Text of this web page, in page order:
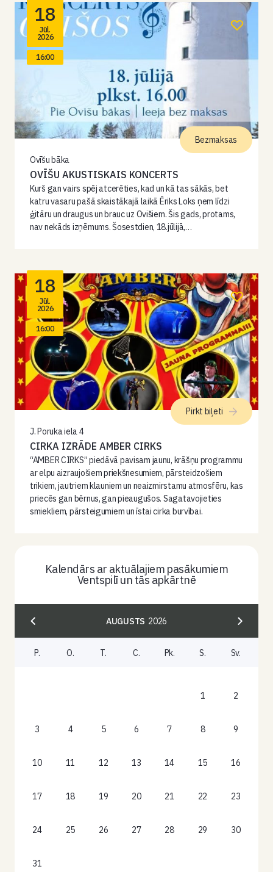
18
Jūl.
2026
16:00
Ovīšu bāka
OVĪŠU AKUSTISKAIS KONCERTS
Kurš gan vairs spēj atcerēties, kad un kā tas sākās, bet
katru vasaru pašā skaistākajā laikā Ēriks Loks ņem līdzi
ģitāru un draugus un brauc uz Ovišiem. Šis gads, protams,
nav nekāds izņēmums. Šosestdien, 18.jūlijā,…
Bezmaksas
18
Jūl.
2026
16:00
J. Poruka iela 4
CIRKA IZRĀDE AMBER CIRKS
“AMBER CIRKS” piedāvā pavisam jaunu, krāšņu programmu
ar elpu aizraujošiem priekšnesumiem, pārsteidzošiem
trikiem, jautriem klauniem un neaizmirstamu atmosfēru, kas
priecēs gan bērnus, gan pieaugušos. Sagatavojieties
smiekliem, pārsteigumiem un īstai cirka burvībai.
Pirkt biļeti
Kalendārs ar aktuālajiem pasākumiem
Ventspilī un tās apkārtnē
AUGUSTS 2026
P. O. T. C. Pk. S. Sv.
1 2
3 4 5 6 7 8 9
10 11 12 13 14 15 16
17 18 19 20 21 22 23
24 25 26 27 28 29 30
31